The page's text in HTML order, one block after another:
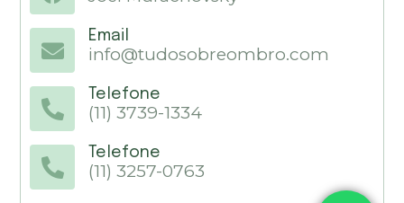
Email
info@tudosobreombro.com
Telefone
(11) 3739-1334
Telefone
(11) 3257-0763